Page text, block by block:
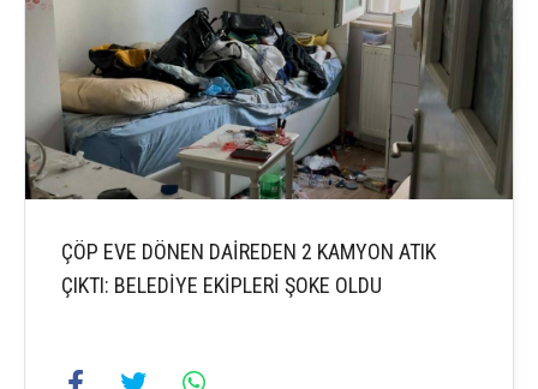
ÇÖP EVE DÖNEN DAİREDEN 2 KAMYON ATIK
ÇIKTI: BELEDİYE EKİPLERİ ŞOKE OLDU